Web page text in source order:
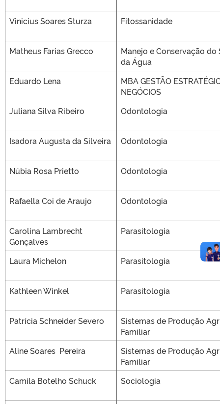
Vinicius Soares Sturza Fitossanidade
Matheus Farias Grecco
Manejo e Conservação do
da Água
Eduardo Lena
MBA GESTÃO
NEGÓCIOS
Juliana Silva Ribeiro
Odontologia
Isadora Augusta da Silveira Odontologia
Núbia Rosa Prietto Odontologia
Rafaella Coi de Araujo Odontologia
Carolina Lambrecht
Gonçalves
Parasitologia
Laura Michelon Parasitologia
Kathleen Winkel Parasitologia
Patrícia Schneider Severo
Sistemas de Produção
Familiar
Aline Soares Pereira
Sistemas de Produção
Familiar
Camila Botelho Schuck
Sociologia